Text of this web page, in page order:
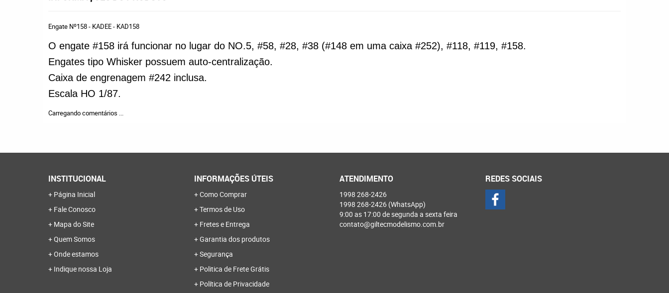
Engate Nº158 - KADEE - KAD158
O engate #158 irá funcionar no lugar do NO.5, #58, #28, #38 (#148 em uma caixa #252), #118, #119, #158.
Engates tipo Whisker possuem auto-centralização.
Caixa de engrenagem #242 inclusa.
Escala HO 1/87.
Carregando comentários ...
INSTITUCIONAL
Página Inicial
Fale Conosco
Mapa do Site
Quem Somos
Onde estamos
Indique nossa Loja
INFORMAÇÕES ÚTEIS
Como Comprar
Termos de Uso
Fretes e Entrega
Garantia dos produtos
Segurança
Politica de Frete Grátis
Política de Privacidade
ATENDIMENTO
1998 268-2426
1998 268-2426 (WhatsApp)
9:00 as 17:00 de segunda a sexta feira
contato@giltecmodelismo.com.br
REDES SOCIAIS